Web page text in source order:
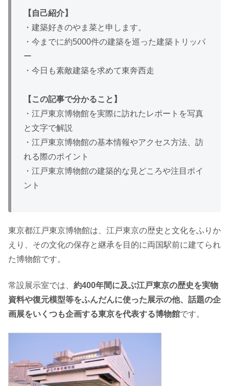
【自己紹介】
・建築好きのやま菜と申します。
・今までに約5000件の建築を巡った建築トリッパ
ー
・今日も素敵建築を求めて東奔西走
【この記事で分かること】
・江戸東京博物館を実際に訪れたレポートを写真
と文字で解説
・江戸東京博物館の基本情報やアクセス方法、訪
れる際のポイント
・江戸東京博物館の建築的な見どころや注目ポイ
ント
東京都江戸東京博物館は、江戸東京の歴史と文化をふりか
えり、その文化の保存と継承を目的に両国駅前に建てられ
た博物館です。
常設展示室では、 約400年間に及ぶ江戸東京の歴史を実物
資料や復元模型等をふんだんに使った展示の他、話題の企
画展をいくつも企画する東京を代表する博物館です。